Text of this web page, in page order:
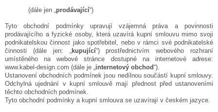
(dále jen „prodávající“)
Tyto obchodní podmínky upravují vzájemná práva a povinnosti
prodávajícího a fyzické osoby, která uzavírá kupní smlouvu mimo svoji
podnikatelskou činnost jako spotřebitel, nebo v rámci své podnikatelské
činnosti (dále jen: „kupující“) prostřednictvím webového rozhraní
umístěného na webové stránce dostupné na internetové adrese:
www.kabel-design.com (dále je „internetový obchod“).
Ustanovení obchodních podmínek jsou nedílnou součástí kupní smlouvy.
Odchylná ujednání v kupní smlouvě mají přednost před ustanoveními
těchto obchodních podmínek.
Tyto obchodní podmínky a kupní smlouva se uzavírají v českém jazyce.